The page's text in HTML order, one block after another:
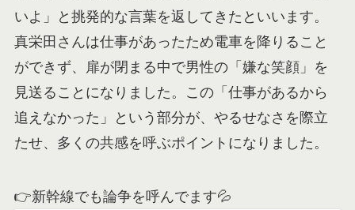
いよ」と挑発的な言葉を返してきたといいます。
真栄田さんは仕事があったため電車を降りること
ができず、扉が閉まる中で男性の「嫌な笑顔」を
見送ることになりました。この「仕事があるから
追えなかった」という部分が、やるせなさを際立
たせ、多くの共感を呼ぶポイントになりました。
👉新幹線でも論争を呼んでます💦